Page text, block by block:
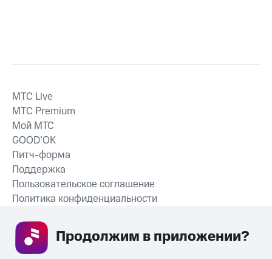
СКАЧАТЬ ПРИЛОЖЕНИЕ
MTС Live
MTС Premium
Мой МТС
GOOD’OK
Питч-форма
Поддержка
Пользовательское соглашение
Политика конфиденциальности